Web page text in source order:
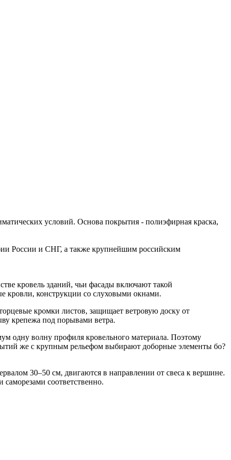
условий. Основа покрытия - полиэфирная краска,
России и СНГ, а также крупнейшим российским
кровель зданий, чьи фасады включают такой
кровли, конструкции со слуховыми окнами.
кромки листов, защищает ветровую доску от
крепежа под порывами ветра.
одну волну профиля кровельного материала. Поэтому
же с крупным рельефом выбирают доборные элементы бо?
30–50 см, двигаются в направлении от свеса к вершине.
соответственно.